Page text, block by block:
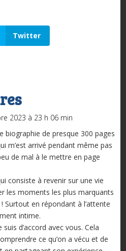
Twitter
2023 à 23 h 06 min
biographie de presque 300 pages
m’est arrivé pendant même pas
de mal à le mettre en page
consiste à revenir sur une vie
les moments les plus marquants
Surtout en répondant à l’attente
intime.
d’accord avec vous. Cela
ce qu’on a vécu et de